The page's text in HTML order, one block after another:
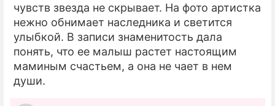
чувств звезда не скрывает. На фото артистка
нежно обнимает наследника и светится
улыбкой. В записи знаменитость дала
понять, что ее малыш растет настоящим
маминым счастьем, а она не чает в нем
души.